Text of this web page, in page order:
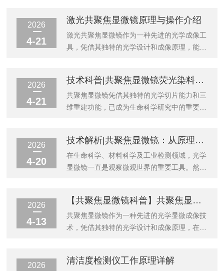
2026
4-21
激光共聚焦显微镜原理与操作介绍
激光共聚焦显微镜作为一种先进的光学成像工
具，凭借其独特的光学设计和成像原理，能够
的基本工作原理、核心组件、操作流程及注意
事项，旨在为初学者提供一份清晰、实用的技
术指南。一、引言传统光学显微镜在观察较厚
光共聚焦显微镜的问世有效解决了这一问题。
它通过“共聚焦”这一核心设计，剔除非焦平面
的干扰信号，配合激光扫描和计算机图像重...
2026
4-21
技术科普|共聚焦显微镜荧光染料选择原则及信噪比优化方法
共聚焦显微镜凭借其独特的光学切片能力和三
维重建功能，已成为生命科学研究中的重要工
关重要。本文将系统介绍共聚焦显微镜中荧光
染料的选择原则，并深入探讨提高信噪比的有
效方法。一、荧光染料的基本原理荧光染料是
聚焦显微镜中，激光作为激发光源，激发样品
中的荧光染料，发射光经过针孔(Pinhole)滤除
非焦平面信号后，被检测器接收形...
2026
4-20
技术解析|共聚焦显微镜：从原理到应用的全面分析
在生命科学、材料科学及工业检测领域，光学
显微镜一直是观察微观世界的重要工具。然
到最终图像上，导致图像模糊、对比度下降，
尤其在观察较厚样品时问题尤为突出。共聚焦
显微镜的诞生，正是为了克服这一局限。本文
进行全面系统的技术解析。一、基本原理：如
2026
4-13
【共聚焦显微镜科普】共聚焦显微镜原理与作用分析
共聚焦显微镜作为一种先进的光学显微成像技
术，凭借其独特的光学设计和成像原理，在生
明、共聚焦针孔技术、逐点扫描成像机制等核
2026 清洁度检测仪工作原理详解